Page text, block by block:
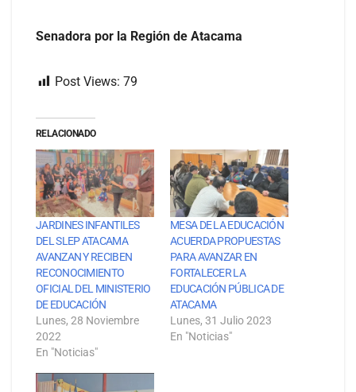
Senadora por la Región de Atacama
Post Views: 79
RELACIONADO
JARDINES INFANTILES
DEL SLEP ATACAMA
AVANZAN Y RECIBEN
RECONOCIMIENTO
OFICIAL DEL MINISTERIO
DE EDUCACIÓN
Lunes, 28 Noviembre
2022
En "Noticias"
MESA DE LA EDUCACIÓN
ACUERDA PROPUESTAS
PARA AVANZAR EN
FORTALECER LA
EDUCACIÓN PÚBLICA DE
ATACAMA
Lunes, 31 Julio 2023
En "Noticias"